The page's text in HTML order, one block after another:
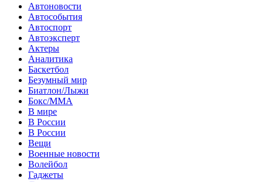
Автоновости
Автособытия
Автоспорт
Автоэксперт
Актеры
Аналитика
Баскетбол
Безумный мир
Биатлон/Лыжи
Бокс/MMA
В мире
В России
В России
Вещи
Военные новости
Волейбол
Гаджеты